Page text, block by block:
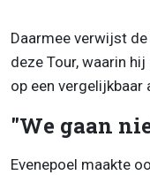
Daarmee verwijst
deze Tour, waarin
op een vergelijkbaar
"We gaan
Evenepoel maakte